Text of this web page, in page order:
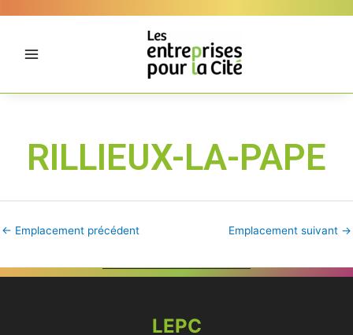
RILLIEUX-LA-PAPE
← Emplacement précédent Emplacement suivant →
LEPC